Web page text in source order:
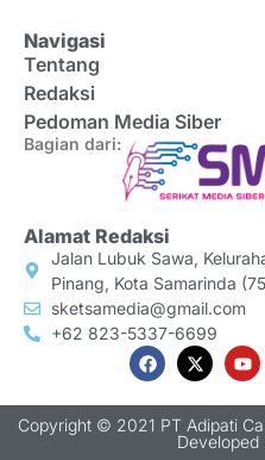
Navigasi
Tentang
Redaksi
Pedoman Media Siber
Bagian dari:
Alamat Redaksi
Jalan Lubuk Sawa,
Pinang, Kota Samarinda
sketsamedia@gmail.com
+62 823-5337-6699
Copyright © 2021 PT Adipati